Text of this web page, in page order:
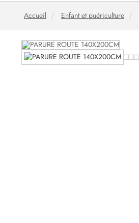
Accueil Enfant et puériculture